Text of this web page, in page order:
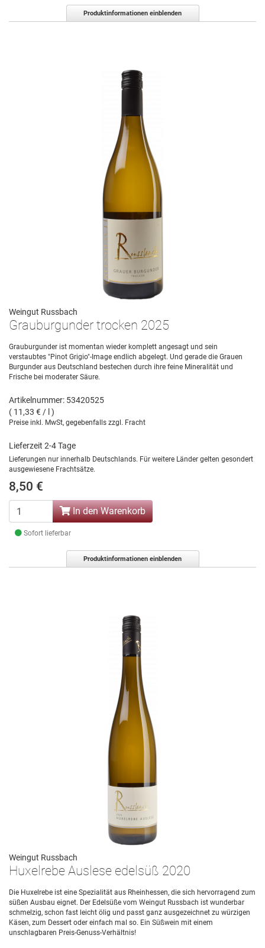
Produktinformationen einblenden
Weingut Russbach
Grauburgunder trocken 2025
Grauburgunder ist momentan wieder komplett angesagt und sein
verstaubtes "Pinot Grigio"-Image endlich abgelegt. Und gerade die Grauen
Burgunder aus Deutschland bestechen durch ihre feine Mineralität und
Frische bei moderater Säure.
Artikelnummer: 53420525
( 11,33 € / l )
Preise inkl. MwSt, gegebenfalls zzgl. Fracht
Lieferzeit 2-4 Tage
Lieferungen nur innerhalb Deutschlands. Für weitere Länder gelten gesondert
ausgewiesene Frachtsätze.
8,50 €
In den Warenkorb
Sofort lieferbar
Produktinformationen einblenden
Weingut Russbach
Huxelrebe Auslese edelsüß 2020
Die Huxelrebe ist eine Spezialität aus Rheinhessen, die sich hervorragend zum
süßen Ausbau eignet. Der Edelsüße vom Weingut Russbach ist wunderbar
schmelzig, schon fast leicht ölig und passt ganz ausgezeichnet zu würzigen
Käsen, zum Dessert oder einfach mal so. Ein Süßwein mit einem
unschlagbaren Preis-Genuss-Verhältnis!